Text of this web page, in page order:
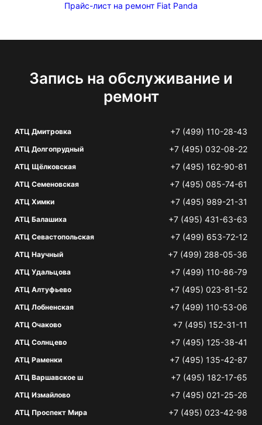
Прайс-лист на ремонт Fiat Panda
Запись на обслуживание и
ремонт
АТЦ Дмитровка +7 (499) 110-28-43
АТЦ Долгопрудный +7 (495) 032-08-22
АТЦ Щёлковская +7 (495) 162-90-81
АТЦ Семеновская +7 (495) 085-74-61
АТЦ Химки +7 (495) 989-21-31
АТЦ Балашиха +7 (495) 431-63-63
АТЦ Севастопольская +7 (499) 653-72-12
АТЦ Научный +7 (499) 288-05-36
АТЦ Удальцова +7 (499) 110-86-79
АТЦ Алтуфьево +7 (495) 023-81-52
АТЦ Лобненская +7 (499) 110-53-06
АТЦ Очаково +7 (495) 152-31-11
АТЦ Солнцево +7 (495) 125-38-41
АТЦ Раменки +7 (495) 135-42-87
АТЦ Варшавское ш +7 (495) 182-17-65
АТЦ Измайлово +7 (495) 021-25-26
АТЦ Проспект Мира +7 (495) 023-42-98